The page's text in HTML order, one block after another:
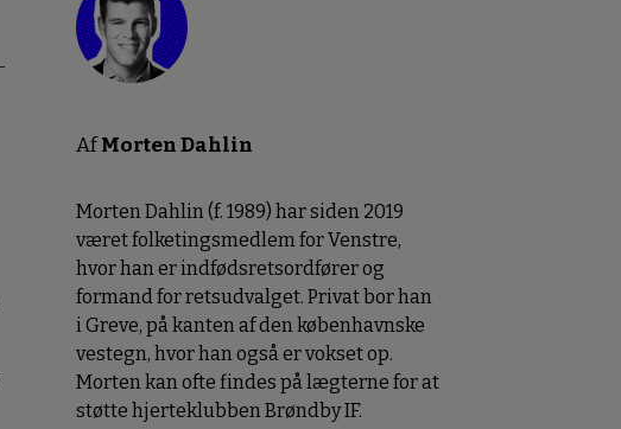
AfMorten Dahlin
Morten Dahlin (f. 1989) har siden 2019
været folketingsmedlem for Venstre,
hvor han er indfødsretsordfører og
formand for retsudvalget. Privat bor han
i Greve, på kanten af den københavnske
vestegn, hvor han også er vokset op.
Morten kan ofte findes på lægterne for at
støtte hjerteklubben Brøndby IF.